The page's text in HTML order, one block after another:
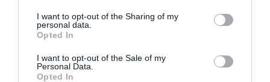
not limited to your visit or usage behaviour. You may click to
grant or deny consent to Google and its third-party tags to
use your data for below specified purposes in below Google
consent section.
I want to opt-out of the Sharing of my
personal data.
Opted In
I want to opt-out of the Sale of my
Personal Data.
Opted In
FELADAT JÖHET AZ ALSÓ ...
Mindenki ügye